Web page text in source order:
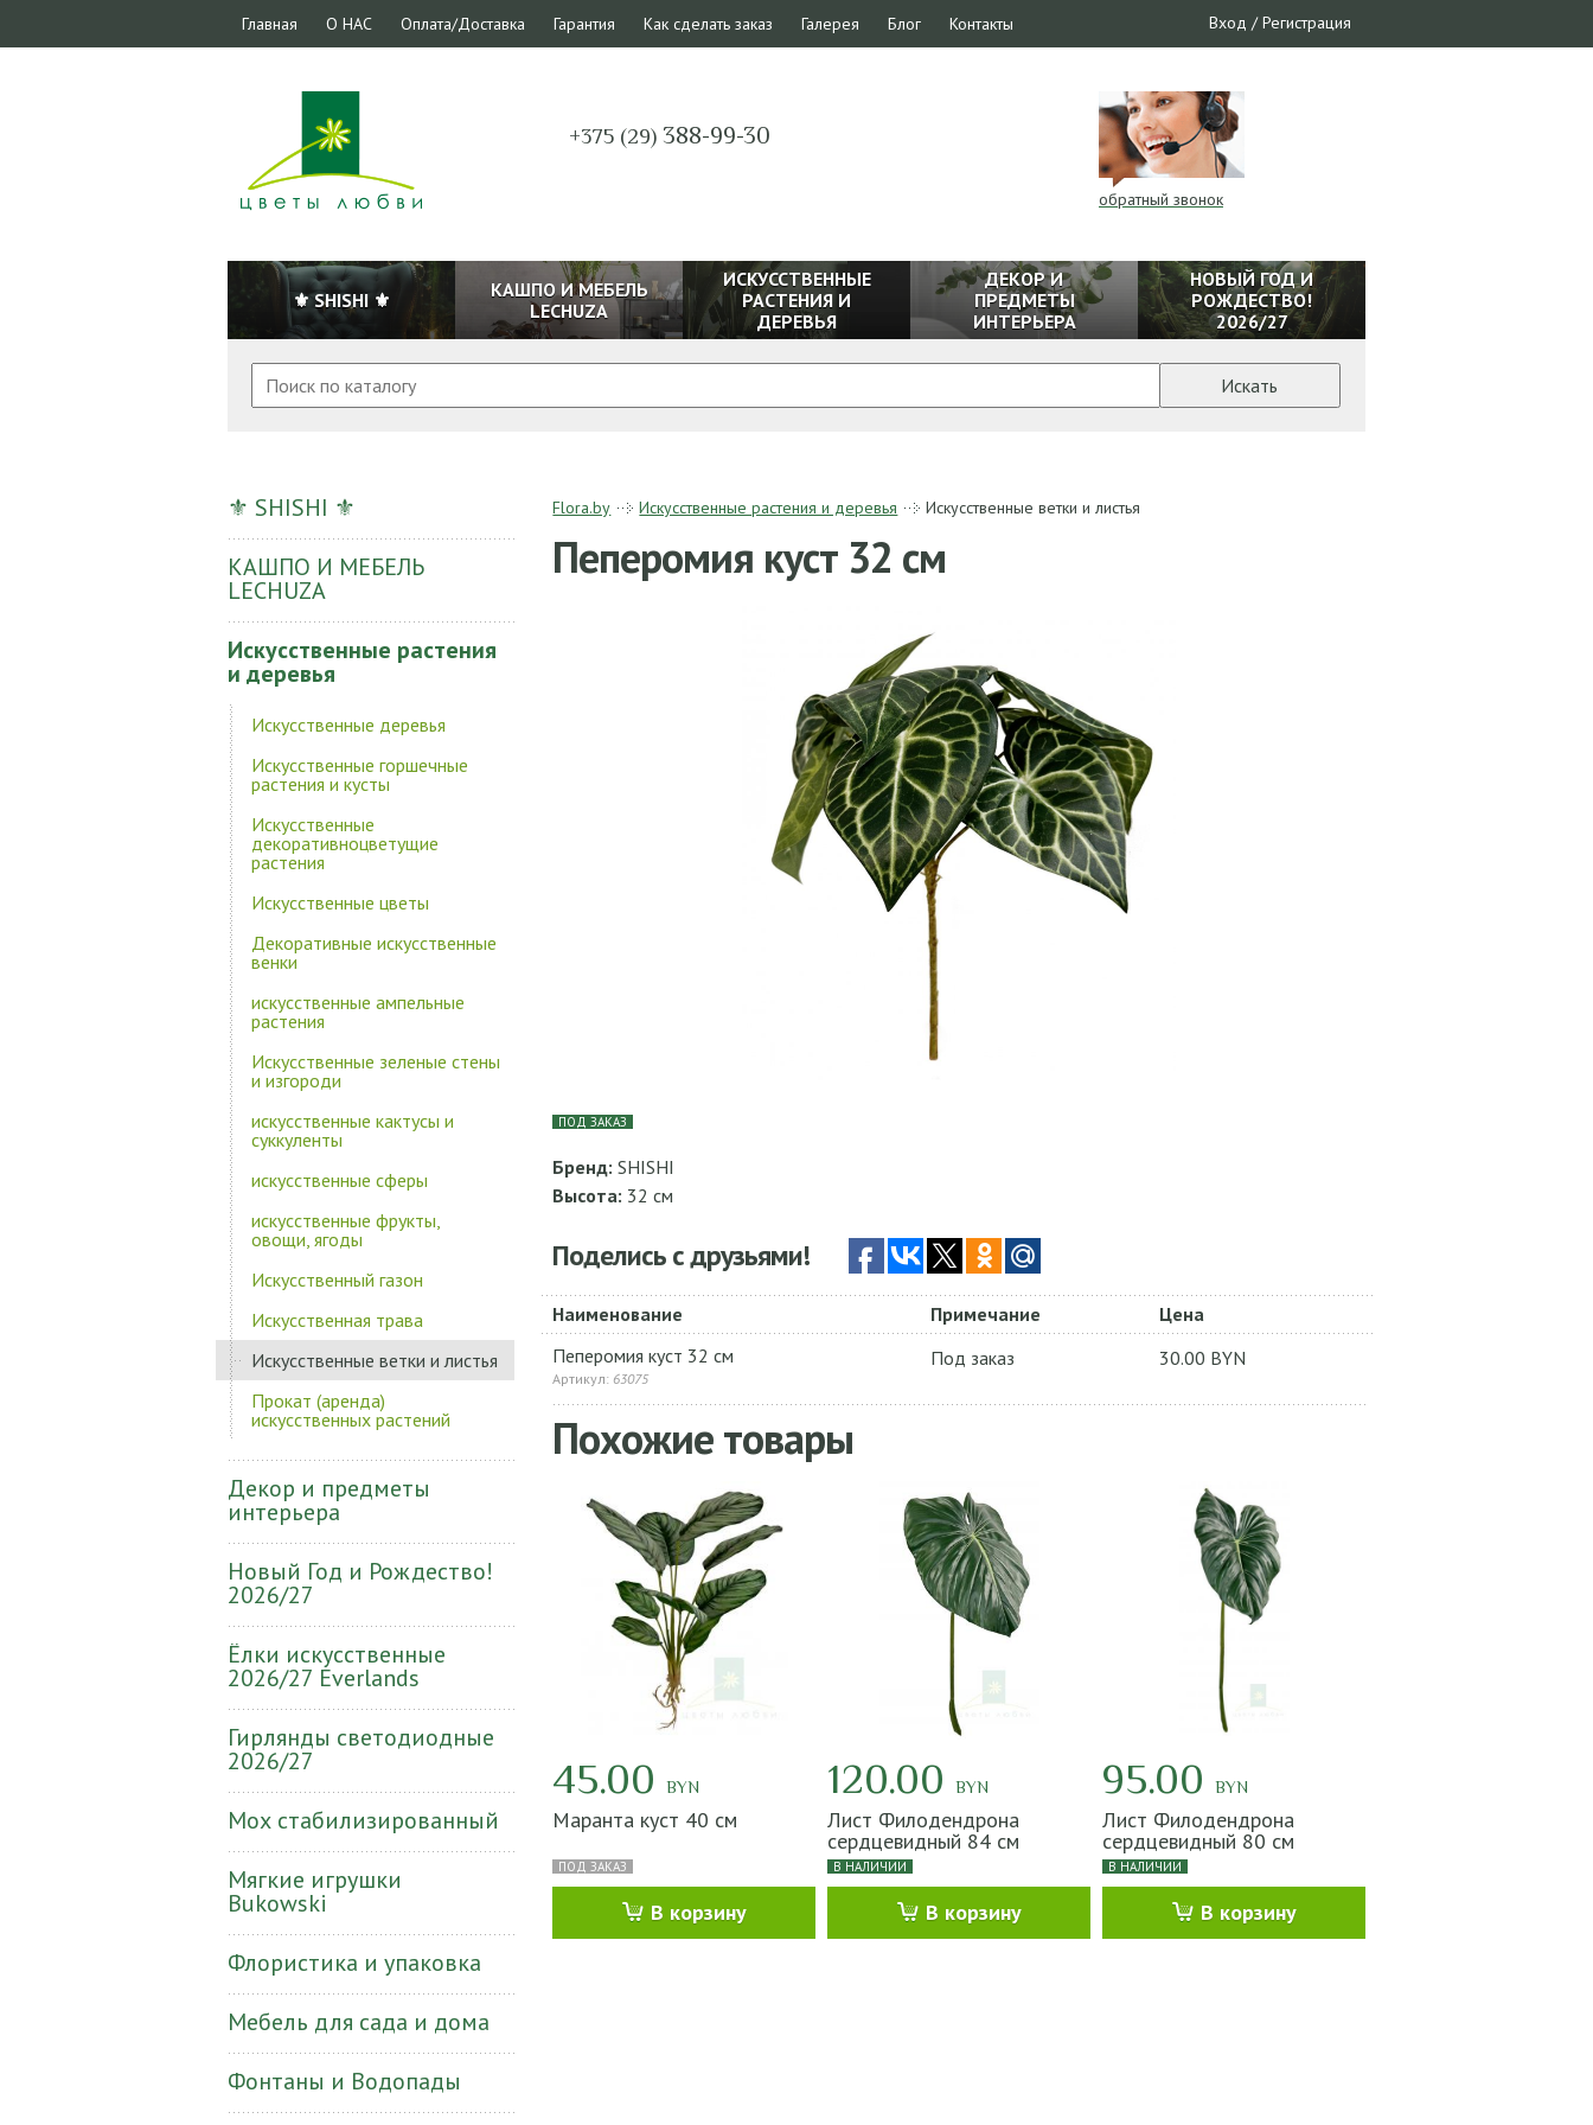
Главная О НАС Оплата/Доставка Гарантия Как сделать заказ Галерея Блог Контакты Вход /Регистрация
+375 (29)388-99-30
обратный звонок
⚜ SHISHI ⚜
КАШПО И МЕБЕЛЬ
LECHUZA
ИСКУССТВЕННЫЕ
РАСТЕНИЯ И
ДЕРЕВЬЯ
ДЕКОР И
ПРЕДМЕТЫ
ИНТЕРЬЕРА
НОВЫЙ ГОД И
РОЖДЕСТВО!
2026/27
Искать
⚜ SHISHI ⚜
КАШПО И МЕБЕЛЬ
LECHUZA
Искусственные растения
и деревья
Искусственные деревья
Искусственные горшечные
растения и кусты
Искусственные
декоративноцветущие
растения
Искусственные цветы
Декоративные искусственные
венки
искусственные ампельные
растения
Искусственные зеленые стены
и изгороди
искусственные кактусы и
суккуленты
искусственные сферы
искусственные фрукты,
овощи, ягоды
Искусственный газон
Искусственная трава
Искусственные ветки и листья
Прокат (аренда)
искусственных растений
Декор и предметы
интерьера
Новый Год и Рождество!
2026/27
Ёлки искусственные
2026/27 Everlands
Гирлянды светодиодные
2026/27
Мох стабилизированный
Мягкие игрушки
Bukowski
Флористика и упаковка
Мебель для сада и дома
Фонтаны и Водопады
Flora.by Искусственные растения и деревья Искусственные ветки и листья
Пеперомия куст 32 см
ПОД ЗАКАЗ
Бренд: SHISHI
Высота: 32 см
Поделись с друзьями!
Наименование Примечание
Цена
Пеперомия куст 32 см
Артикул: 63075
Под заказ 30.00 BYN
Похожие товары
45.00BYN
Маранта куст 40 см
ПОД ЗАКАЗ
В корзину
120.00BYN
Лист Филодендрона
сердцевидный 84 см
В НАЛИЧИИ
В корзину
95.00BYN
Лист Филодендрона
сердцевидный 80 см
В НАЛИЧИИ
В корзину